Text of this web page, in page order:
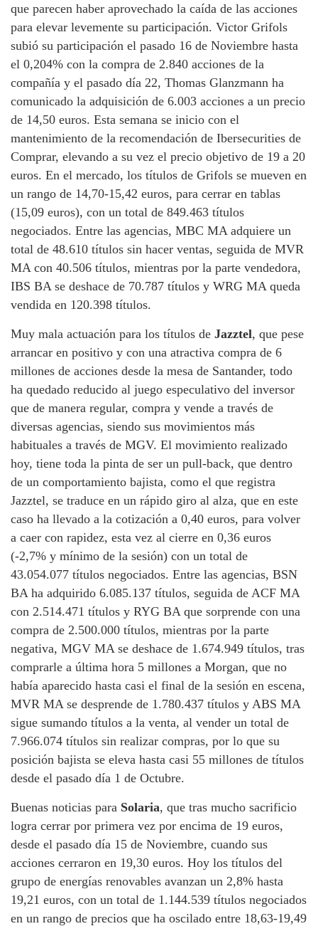
que parecen haber aprovechado la caída de las acciones
para elevar levemente su participación. Victor Grifols
subió su participación el pasado 16 de Noviembre hasta
el 0,204% con la compra de 2.840 acciones de la
compañía y el pasado día 22, Thomas Glanzmann ha
comunicado la adquisición de 6.003 acciones a un precio
de 14,50 euros. Esta semana se inicio con el
mantenimiento de la recomendación de Ibersecurities de
Comprar, elevando a su vez el precio objetivo de 19 a 20
euros. En el mercado, los títulos de Grifols se mueven en
un rango de 14,70-15,42 euros, para cerrar en tablas
(15,09 euros), con un total de 849.463 títulos
negociados. Entre las agencias, MBC MA adquiere un
total de 48.610 títulos sin hacer ventas, seguida de MVR
MA con 40.506 títulos, mientras por la parte vendedora,
IBS BA se deshace de 70.787 títulos y WRG MA queda
vendida en 120.398 títulos.
Muy mala actuación para los títulos de Jazztel, que pese
arrancar en positivo y con una atractiva compra de 6
millones de acciones desde la mesa de Santander, todo
ha quedado reducido al juego especulativo del inversor
que de manera regular, compra y vende a través de
diversas agencias, siendo sus movimientos más
habituales a través de MGV. El movimiento realizado
hoy, tiene toda la pinta de ser un pull-back, que dentro
de un comportamiento bajista, como el que registra
Jazztel, se traduce en un rápido giro al alza, que en este
caso ha llevado a la cotización a 0,40 euros, para volver
a caer con rapidez, esta vez al cierre en 0,36 euros
(-2,7% y mínimo de la sesión) con un total de
43.054.077 títulos negociados. Entre las agencias, BSN
BA ha adquirido 6.085.137 títulos, seguida de ACF MA
con 2.514.471 títulos y RYG BA que sorprende con una
compra de 2.500.000 títulos, mientras por la parte
negativa, MGV MA se deshace de 1.674.949 títulos, tras
comprarle a última hora 5 millones a Morgan, que no
había aparecido hasta casi el final de la sesión en escena,
MVR MA se desprende de 1.780.437 títulos y ABS MA
sigue sumando títulos a la venta, al vender un total de
7.966.074 títulos sin realizar compras, por lo que su
posición bajista se eleva hasta casi 55 millones de títulos
desde el pasado día 1 de Octubre.
Buenas noticias para Solaria, que tras mucho sacrificio
logra cerrar por primera vez por encima de 19 euros,
desde el pasado día 15 de Noviembre, cuando sus
acciones cerraron en 19,30 euros. Hoy los títulos del
grupo de energías renovables avanzan un 2,8% hasta
19,21 euros, con un total de 1.144.539 títulos negociados
en un rango de precios que ha oscilado entre 18,63-19,49